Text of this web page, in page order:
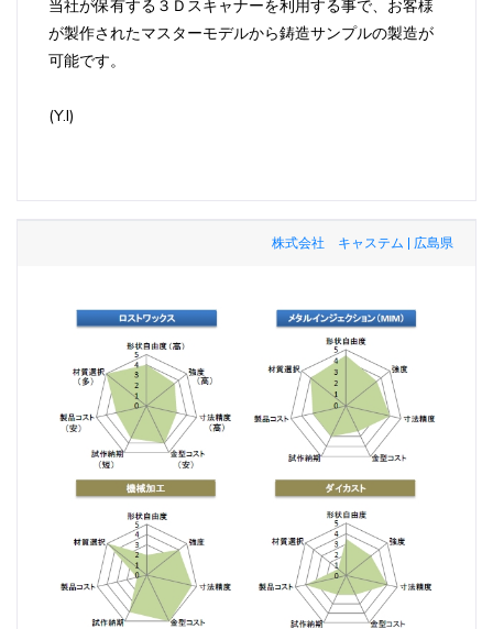
当社が保有する３Ｄスキャナーを利用する事で、お客様
が製作されたマスターモデルから鋳造サンプルの製造が
可能です。
(Y.I)
株式会社 キャステム | 広島県